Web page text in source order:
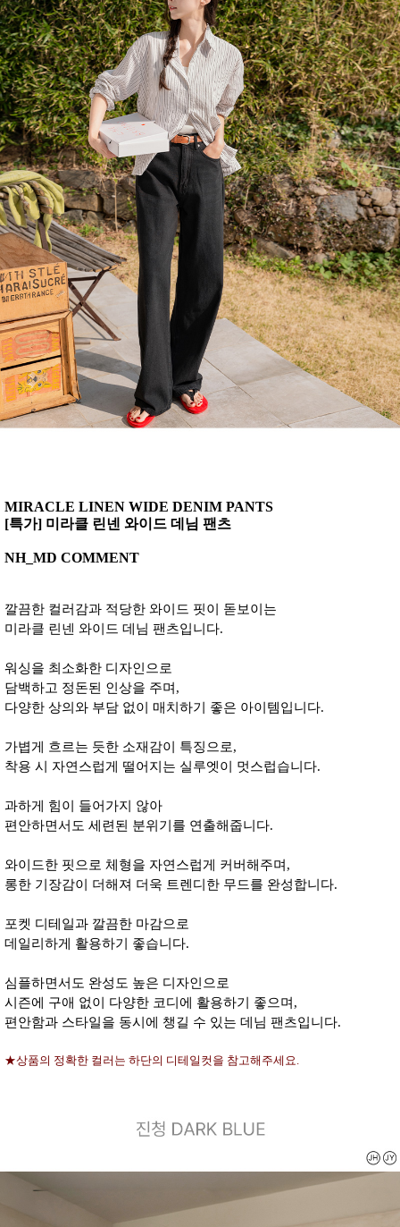
MIRACLE LINEN WIDE DENIM PANTS
[특가] 미라클 린넨 와이드 데님 팬츠
NH_MD COMMENT
깔끔한 컬러감과 적당한 와이드 핏이 돋보이는
미라클 린넨 와이드 데님 팬츠입니다.
워싱을 최소화한 디자인으로
담백하고 정돈된 인상을 주며,
다양한 상의와 부담 없이 매치하기 좋은 아이템입니다.
가볍게 흐르는 듯한 소재감이 특징으로,
착용 시 자연스럽게 떨어지는 실루엣이 멋스럽습니다.
과하게 힘이 들어가지 않아
편안하면서도 세련된 분위기를 연출해줍니다.
와이드한 핏으로 체형을 자연스럽게 커버해주며,
롱한 기장감이 더해져 더욱 트렌디한 무드를 완성합니다.
포켓 디테일과 깔끔한 마감으로
데일리하게 활용하기 좋습니다.
심플하면서도 완성도 높은 디자인으로
시즌에 구애 없이 다양한 코디에 활용하기 좋으며,
편안함과 스타일을 동시에 챙길 수 있는 데님 팬츠입니다.
★상품의 정확한 컬러는 하단의 디테일컷을 참고해주세요.